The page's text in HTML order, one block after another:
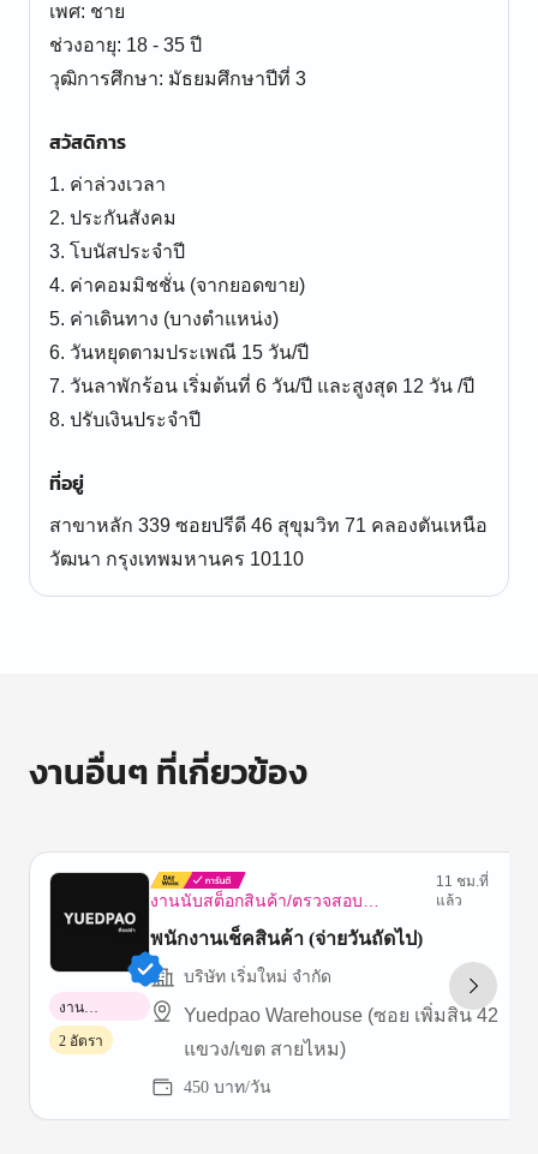
เพศ: ชาย
ช่วงอายุ: 18 - 35 ปี
สวัสดิการ
1. ค่าล่วงเวลา
2. ประกันสังคม
3. โบนัสประจำปี
4. ค่าคอมมิชชั่น (จากยอดขาย)
5. ค่าเดินทาง (บางตำแหน่ง)
6. วันหยุดตามประเพณี 15 วัน/ปี
7. วันลาพักร้อน เริ่มต้นที่ 6 วัน/ปี และสูงสุด 12 วัน /ปี
8. ปรับเงินประจำปี
ที่อยู่
สาขาหลัก 339 ซอยปรีดี 46 สุขุมวิท 71 คลองตันเหนือ
วัฒนา กรุงเทพมหานคร 10110
งานอื่นๆ ที่เกี่ยวข้อง
งานนับสต็อกสินค้า/ตรวจสอบ
ทรัพย์สิน
11 ชม.ที่
แล้ว
พนักงานเช็คสินค้า (จ่ายวันถัดไป)
บริษัท เริ่มใหม่ จำกัด
Yuedpao Warehouse (ซอย เพิ่มสิน 42
แขวง/เขต สายไหม)
450 บาท/วัน
งาน
พาร์ทไทม์
2 อัตรา